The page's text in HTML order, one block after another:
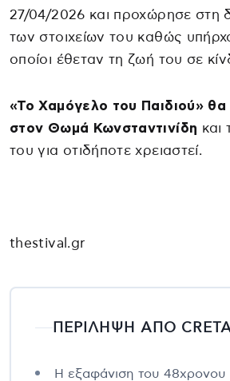
27/04/2026 και προχώρησε στη
των στοιχείων του καθώς
οποίοι έθεταν τη ζωή του σε
«To Χαμόγελο του Παιδιού» θα
στον Θωμά Κωνσταντινίδη και
του για οτιδήποτε χρειαστεί.
thestival.gr
ΠΕΡΙΛΗΨΗ ΑΠΟ
Η εξαφάνιση του